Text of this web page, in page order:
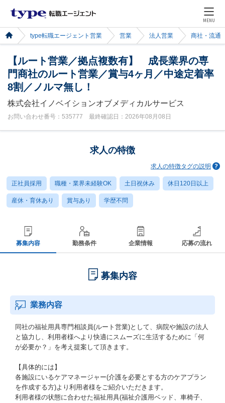
MENU
type転職エージェント営業 営業 法人営業 商社・流通
【ルート営業／拠点複数有】 成長業界の専
門商社のルート営業／賞与4ヶ月／中途定着率
8割／ノルマ無し！
株式会社イノベイションオブメディカルサービス
お問い合わせ番号：535777 最終確認日：2026年08月08日
求人の特徴
求人の特徴タグの説明
正社員採用 職種・業界未経験OK 土日祝休み 休日120日以上
産休・育休あり 賞与あり 学歴不問
募集内容 勤務条件 企業情報 応募の流れ
募集内容
業務内容
同社の福祉用具専門相談員(ルート営業)として、病院や施設の法人
と協力し、利用者様へより快適にスムーズに生活するために「何
が必要か？」を考え提案して頂きます。
【具体的には】
各施設にいるケアマネージャー(介護を必要とする方のケアプラン
を作成する方)より利用者様をご紹介いただきます。
利用者様の状態に合わせた福祉用具(福祉介護用ベッド、車椅子、